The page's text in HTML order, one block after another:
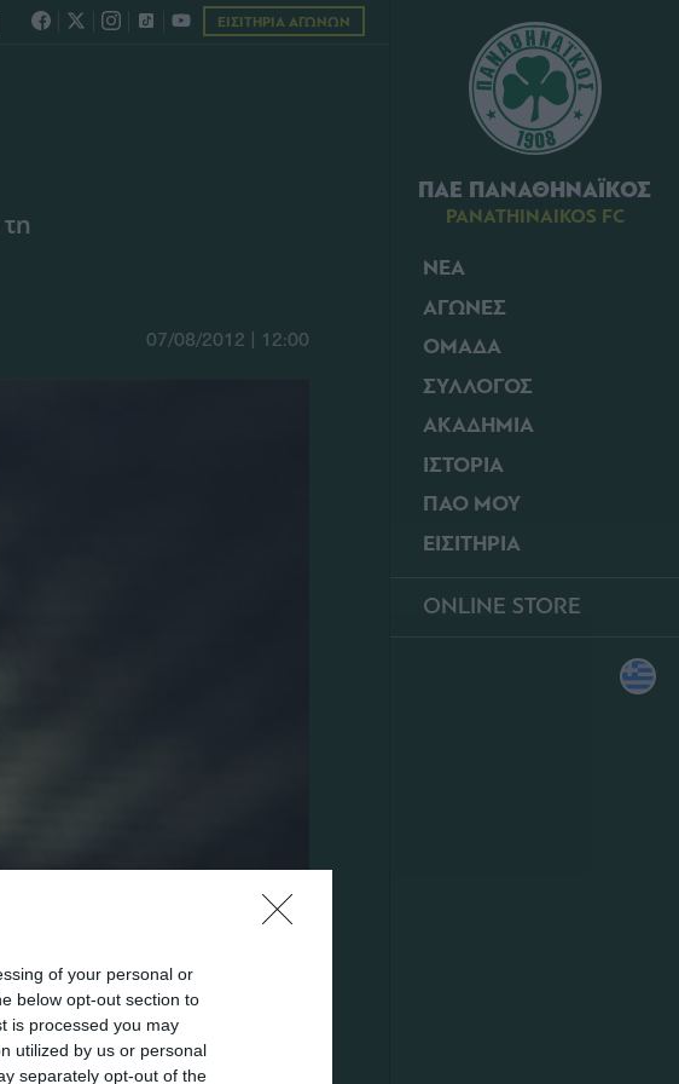
of your personal or
below opt-out section to
is processed you may
utilized by us or personal
separately opt-out of the
ΠΑΕ ΠΑΝΑΘΗΝΑΪΚΟΣ
PANATHINAIKOS FC
ΝΕΑ
ΑΓΩΝΕΣ
ΟΜΑΔΑ
ΣΥΛΛΟΓΟΣ
ΑΚΑΔΗΜΙΑ
ΙΣΤΟΡΙΑ
ΠΑΟ ΜΟΥ
ΕΙΣΙΤΗΡΙΑ
ONLINE STORE
ΕΙΣΙΤΗΡΙΑ ΑΓΩΝΩΝ
07/08/2012 | 12:00